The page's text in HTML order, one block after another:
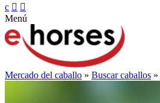
c  
Menú
Mercado del caballo » Buscar caballos »